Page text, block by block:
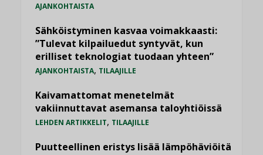
AJANKOHTAISTA
Sähköistyminen kasvaa voimakkaasti:
”Tulevat kilpailuedut syntyvät, kun
erilliset teknologiat tuodaan yhteen”
AJANKOHTAISTA, TILAAJILLE
Kaivamattomat menetelmät
vakiinnuttavat asemansa taloyhtiöissä
LEHDEN ARTIKKELIT, TILAAJILLE
Puutteellinen eristys lisää lämpöhäviöitä